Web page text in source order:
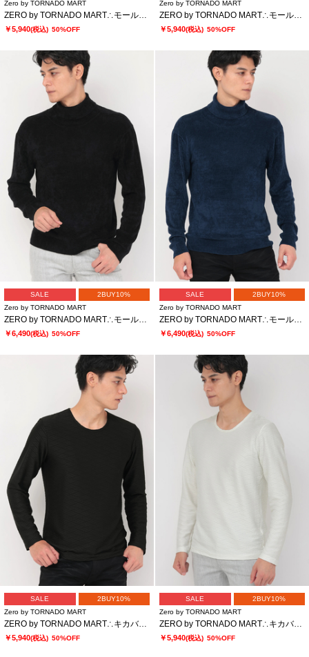
Zero by TORNADO MART
￥5,940(税込) 50%OFF
Zero by TORNADO MART
￥5,940(税込) 50%OFF
SALE
2BUY10%
Zero by TORNADO MART
￥6,490(税込) 50%OFF
SALE
2BUY10%
Zero by TORNADO MART
￥6,490(税込) 50%OFF
SALE
2BUY10%
Zero by TORNADO MART
ZERO by TORNADO MART∴キカバイヤスジャカードクルーネックカットソー
￥5,940(税込) 50%OFF
SALE
2BUY10%
Zero by TORNADO MART
ZERO by TORNADO MART∴キカバイヤスジャカードクルーネックカットソー
￥5,940(税込) 50%OFF